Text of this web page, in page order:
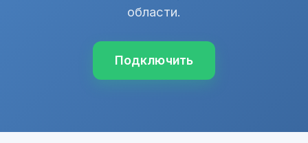
области.
Подключить